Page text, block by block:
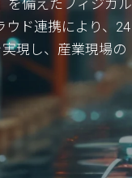
を備えたフィジカル
ウド連携により、24
現し、産業現場の